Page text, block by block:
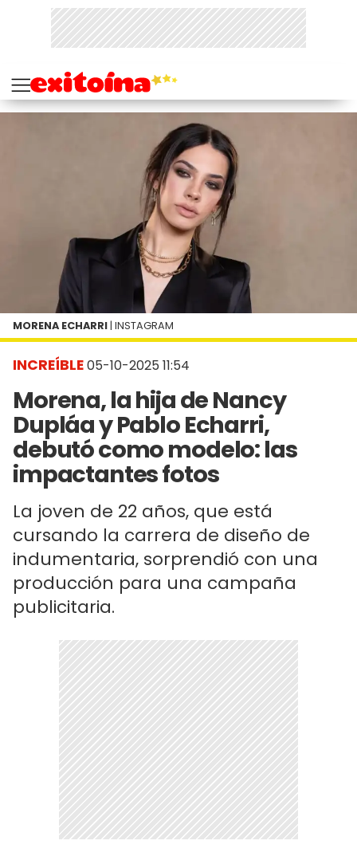
INCREÍBLE05-10-2025 11:54
Morena, la hija de Nancy
Dupláa y Pablo Echarri,
debutó como modelo: las
impactantes fotos
La joven de 22 años, que está
cursando la carrera de diseño de
indumentaria, sorprendió con una
producción para una campaña
publicitaria.
MORENA ECHARRI | INSTAGRAM